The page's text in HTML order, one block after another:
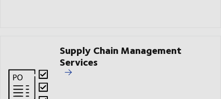
Supply Chain Management
Services